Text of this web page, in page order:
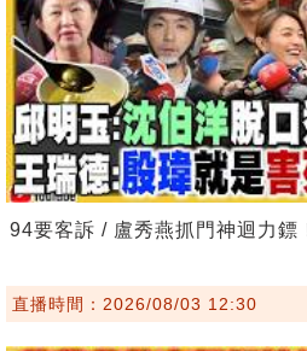
94要客訴 / 盧秀燕抓門神迴力鏢
直播時間：2026/08/03 12:30